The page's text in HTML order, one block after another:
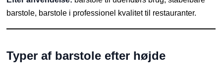
barstole, barstole i professionel kvalitet til restauranter.
Typer af barstole efter højde